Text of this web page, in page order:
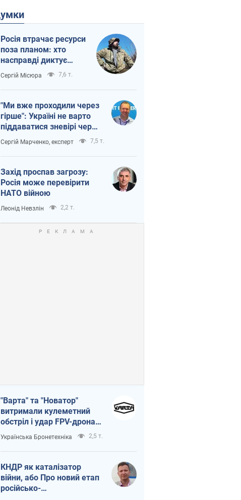
Думки
Росія втрачає ресурси
поза планом: хто
насправді диктує
темп війни
Сергій Місюра 7,6 т.
"Ми вже проходили через
гірше": Україні не варто
піддаватися зневірі через
ракетний терор
Сергій Марченко, експерт 7,5 т.
Захід проспав загрозу:
Росія може перевірити
НАТО війною
Леонід Невзлін 2,2 т.
"Варта" та "Новатор"
витримали кулеметний
обстріл і удар FPV-дрона,
врятувавши життя
офіцеру ЗСУ
Українська Бронетехніка 2,5 т.
КНДР як каталізатор
війни, або Про новий етап
російсько-